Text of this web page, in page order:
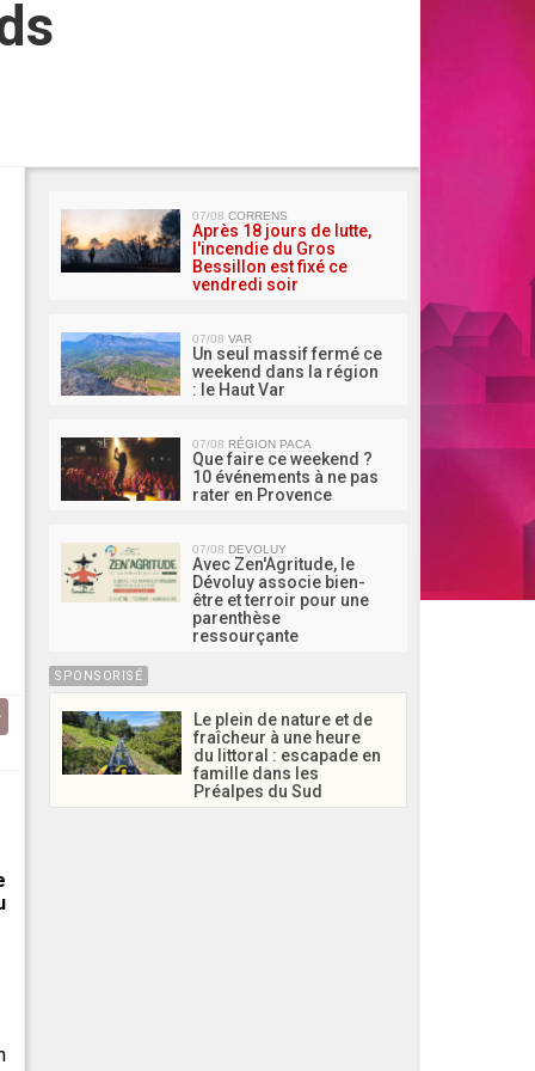
07/08 CORRENS
Après 18 jours de lutte,
l'incendie du Gros
Bessillon est fixé ce
vendredi soir
07/08 VAR
Un seul massif fermé ce
weekend dans la région
: le Haut Var
07/08 RÉGION PACA
Que faire ce weekend ?
10 événements à ne pas
rater en Provence
07/08 DEVOLUY
Avec Zen'Agritude, le
Dévoluy associe bien-
être et terroir pour une
parenthèse
ressourçante
SPONSORISÉ
Le plein de nature et de
fraîcheur à une heure
du littoral : escapade en
famille dans les
Préalpes du Sud